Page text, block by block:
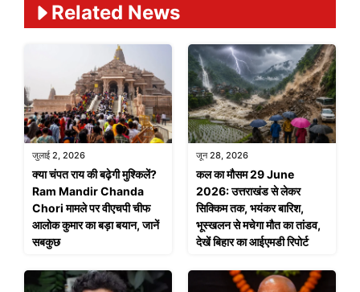
Related News
जुलाई 2, 2026
क्या चंपत राय की बढ़ेगी मुश्किलें?
Ram Mandir Chanda
Chori मामले पर वीएचपी चीफ
आलोक कुमार का बड़ा बयान, जानें
सबकुछ
जून 28, 2026
कल का मौसम 29 June
2026: उत्तराखंड से लेकर
सिक्किम तक, भयंकर बारिश,
भूस्खलन से मचेगा मौत का तांडव,
देखें बिहार का आईएमडी रिपोर्ट